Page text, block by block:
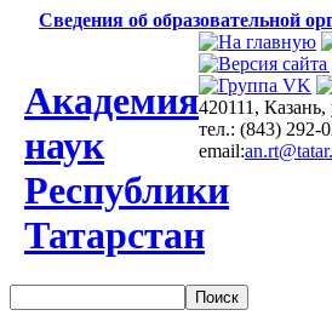
Сведения об образовательной
Академия
наук
Республики
Татарстан
420111,
тел.: (843) 292-
email: